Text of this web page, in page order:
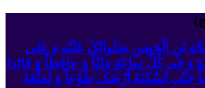
بْنِ الْحَسَنِ صَلَواتُکَ عَلَیْهِ وَ عَلى
وَ فی کُلِّ ساعَةٍ وَلِیّاً وَ حافِظاً وَ قائِدا
حَتّى تُسْکِنَهُ أَرْضَک َطَوْعاً وَ تُمَتِّعَهُ